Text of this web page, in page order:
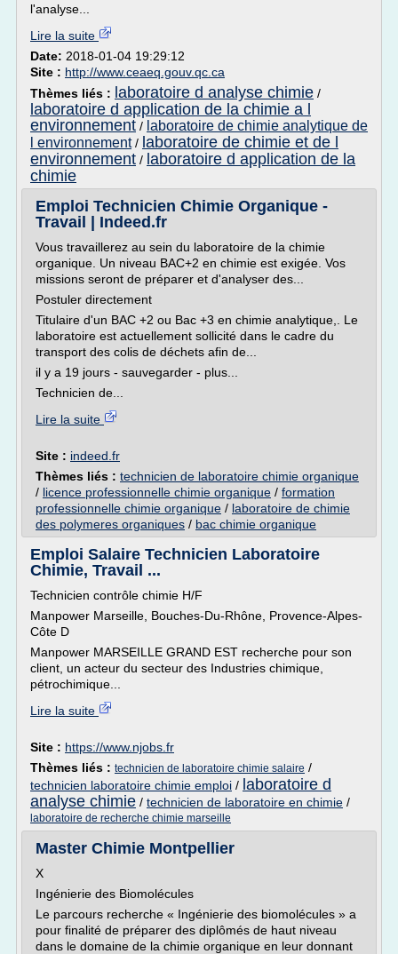
l'analyse...
Lire la suite
Date: 2018-01-04 19:29:12
Site : http://www.ceaeq.gouv.qc.ca
Thèmes liés : laboratoire d analyse chimie /
laboratoire d application de la chimie a l
environnement / laboratoire de chimie analytique de
l environnement/ laboratoire de chimie et de l
environnement / laboratoire d application de la
chimie
Emploi Technicien Chimie Organique -
Travail | Indeed.fr
Vous travaillerez au sein du laboratoire de la chimie
organique. Un niveau BAC+2 en chimie est exigée. Vos
missions seront de préparer et d'analyser des...
Postuler directement
Titulaire d'un BAC +2 ou Bac +3 en chimie analytique,. Le
laboratoire est actuellement sollicité dans le cadre du
transport des colis de déchets afin de...
il y a 19 jours - sauvegarder - plus...
Technicien de...
Lire la suite
Site : indeed.fr
Thèmes liés : technicien de laboratoire chimie organique
/ licence professionnelle chimie organique / formation
professionnelle chimie organique / laboratoire de chimie
des polymeres organiques / bac chimie organique
Emploi Salaire Technicien Laboratoire
Chimie, Travail ...
Technicien contrôle chimie H/F
Manpower Marseille, Bouches-Du-Rhône, Provence-Alpes-
Côte D
Manpower MARSEILLE GRAND EST recherche pour son
client, un acteur du secteur des Industries chimique,
pétrochimique...
Lire la suite
Site : https://www.njobs.fr
Thèmes liés : technicien de laboratoire chimie salaire /
technicien laboratoire chimie emploi / laboratoire d
analyse chimie / technicien de laboratoire en chimie /
laboratoire de recherche chimie marseille
Master Chimie Montpellier
X
Ingénierie des Biomolécules
Le parcours recherche « Ingénierie des biomolécules » a
pour finalité de préparer des diplômés de haut niveau
dans le domaine de la chimie organique en leur donnant